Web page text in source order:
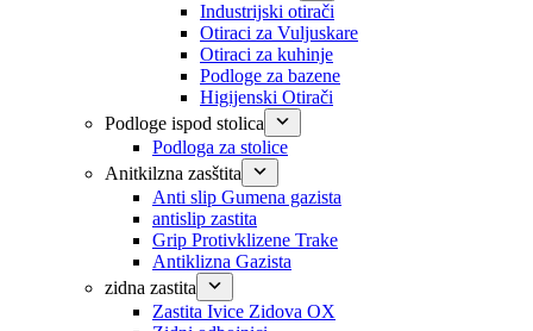
Industrijski otirači
Otiraci za Vuljuskare
Otiraci za kuhinje
Podloge za bazene
Higijenski Otirači
Podloge ispod stolica
Podloga za stolice
Anitkilzna zasštita
Anti slip Gumena gazista
antislip zastita
Grip Protivklizene Trake
Antiklizna Gazista
zidna zastita
Zastita Ivice Zidova OX